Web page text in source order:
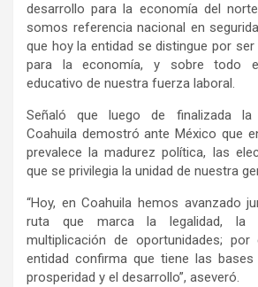
desarrollo para la economía del
somos referencia nacional en
que hoy la entidad se distingue por
para la economía, y sobre todo
educativo de nuestra fuerza laboral.
Señaló que luego de finalizada la
Coahuila demostró ante México que
prevalece la madurez política, las
que se privilegia la unidad de nuestra
“Hoy, en Coahuila hemos avanzado
ruta que marca la legalidad, la
multiplicación de oportunidades;
entidad confirma que tiene las
prosperidad y el desarrollo”, aseveró.